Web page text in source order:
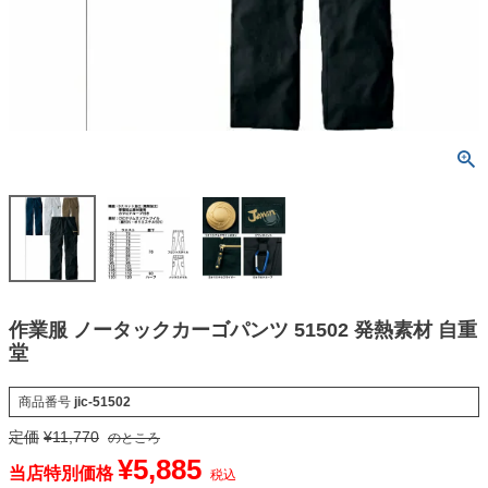
作業服 ノータックカーゴパンツ 51502 発熱素材 自重
堂
商品番号 jic-51502
定価 ¥11,770 のところ
当店特別価格 ¥5,885 税込